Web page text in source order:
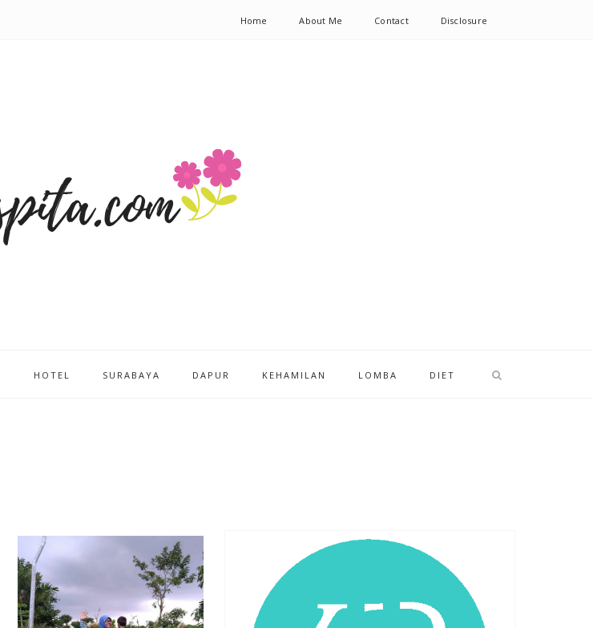
Home About Me Contact Disclosure
HOTEL SURABAYA DAPUR KEHAMILAN LOMBA DIET